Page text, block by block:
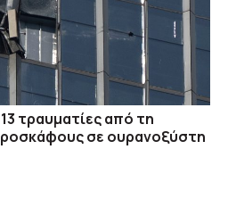
τραυματίες από τη
σε ουρανοξύστη